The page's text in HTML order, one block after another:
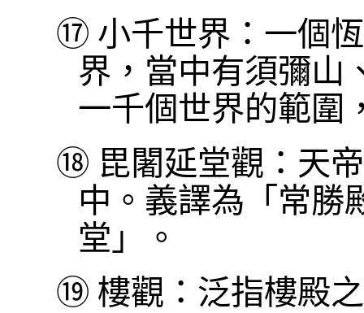
⑰ 小千世界：一個
界，當中有須彌山
一千個世界的範圍
⑱ 毘闍延堂觀：天
中。義譯為「常勝
堂」。
⑲ 樓觀：泛指樓殿